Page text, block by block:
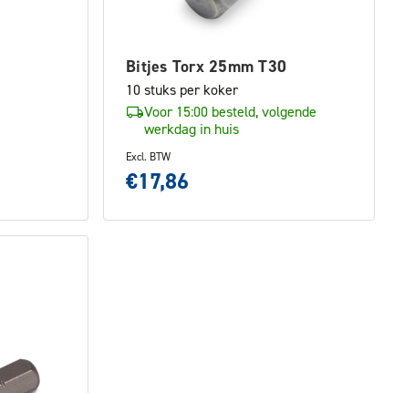
Bitjes Torx 25mm T30
10 stuks per koker
Voor 15:00 besteld, volgende
werkdag in huis
Excl. BTW
€17,86